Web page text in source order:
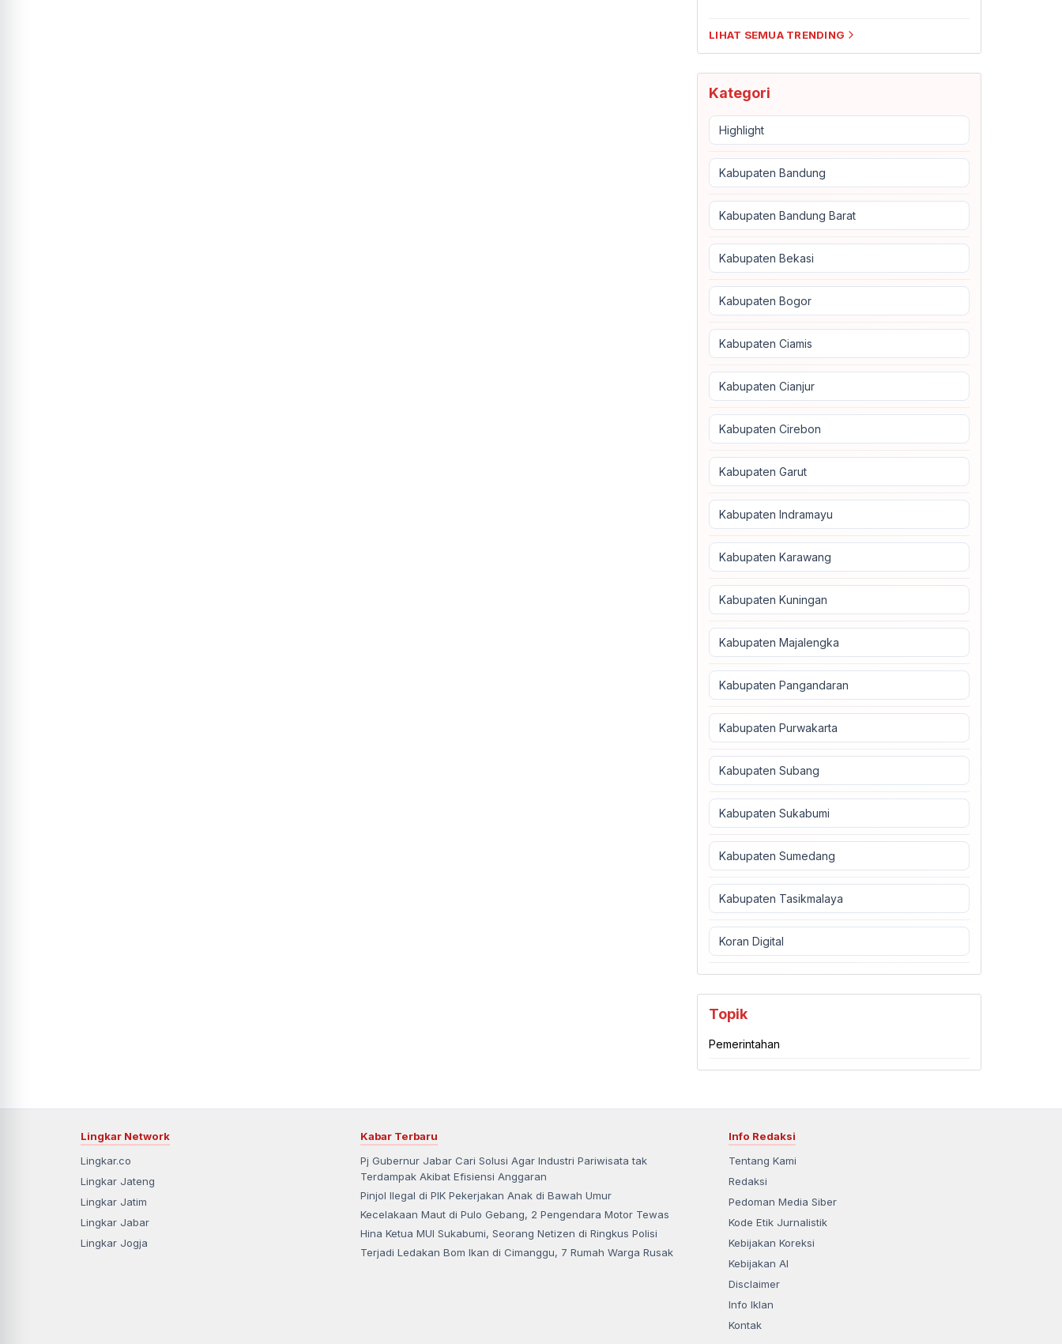
LIHAT SEMUA TRENDING
Kategori
Highlight
Kabupaten Bandung
Kabupaten Bandung Barat
Kabupaten Bekasi
Kabupaten Bogor
Kabupaten Ciamis
Kabupaten Cianjur
Kabupaten Cirebon
Kabupaten Garut
Kabupaten Indramayu
Kabupaten Karawang
Kabupaten Kuningan
Kabupaten Majalengka
Kabupaten Pangandaran
Kabupaten Purwakarta
Kabupaten Subang
Kabupaten Sukabumi
Kabupaten Sumedang
Kabupaten Tasikmalaya
Koran Digital
Topik
Pemerintahan
Lingkar Network
Lingkar.co
Lingkar Jateng
Lingkar Jatim
Lingkar Jabar
Lingkar Jogja
Kabar Terbaru
Pj Gubernur Jabar Cari Solusi Agar Industri Pariwisata tak
Terdampak Akibat Efisiensi Anggaran
Pinjol Ilegal di PIK Pekerjakan Anak di Bawah Umur
Kecelakaan Maut di Pulo Gebang, 2 Pengendara Motor Tewas
Hina Ketua MUI Sukabumi, Seorang Netizen di Ringkus Polisi
Terjadi Ledakan Bom Ikan di Cimanggu, 7 Rumah Warga Rusak
Info Redaksi
Tentang Kami
Redaksi
Pedoman Media Siber
Kode Etik Jurnalistik
Kebijakan Koreksi
Kebijakan AI
Disclaimer
Info Iklan
Kontak